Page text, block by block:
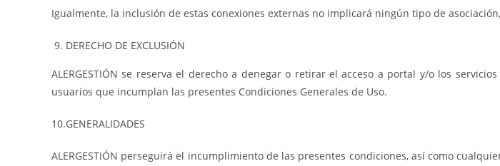
Igualmente, la inclusión de estas conexiones externas no implicará ningún tipo de
DERECHO DE EXCLUSIÓN
ALERGESTIÓN se reserva el derecho a denegar o retirar el acceso a portal y/o los
usuarios que incumplan las presentes Condiciones Generales de Uso.
10.GENERALIDADES
ALERGESTIÓN perseguirá el incumplimiento de las presentes condiciones, así como